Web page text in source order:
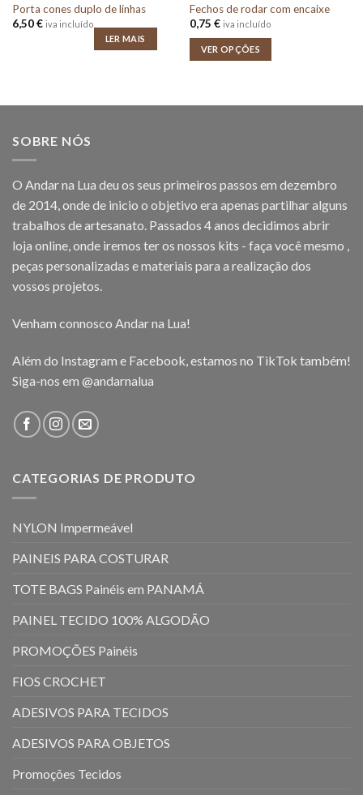
Porta cones duplo de linhas
6,50€ iva incluído
LER MAIS
Fechos de rodar com encaixe
0,75 € iva incluído
VER OPÇÕES
SOBRE NÓS
O Andar na Lua deu os seus primeiros passos em dezembro
de 2014, onde de inicio o objetivo era apenas partilhar alguns
trabalhos de artesanato. Passados 4 anos decidimos abrir
loja online, onde iremos ter os nossos kits - faça você mesmo ,
peças personalizadas e materiais para a realização dos
vossos projetos.
Venham connosco Andar na Lua!
Além do Instagram e Facebook, estamos no TikTok também!
Siga-nos em @andarnalua
CATEGORIAS DE PRODUTO
NYLON Impermeável
PAINEIS PARA COSTURAR
TOTE BAGS Painéis em PANAMÁ
PAINEL TECIDO 100% ALGODÃO
PROMOÇÕES Painéis
FIOS CROCHET
ADESIVOS PARA TECIDOS
ADESIVOS PARA OBJETOS
Promoções Tecidos